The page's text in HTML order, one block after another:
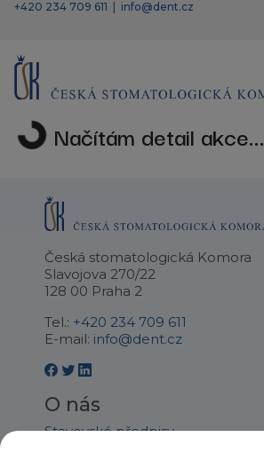
+420 234 709 611 info@dent.cz
Načítám detail akce...
Česká stomatologická Komora
Slavojova 270/22
128 00 Praha 2
Tel.: +420 234 709 611
E-mail: info@dent.cz
O nás
Stavovské předpisy